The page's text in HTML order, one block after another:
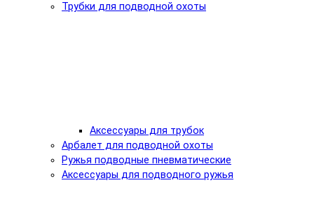
Трубки для подводной охоты
Аксессуары для трубок
Арбалет для подводной охоты
Ружья подводные пневматические
Аксессуары для подводного ружья